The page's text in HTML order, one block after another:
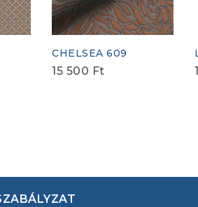
CHELSEA 609
15 500 Ft